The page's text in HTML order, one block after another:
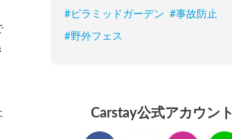
#ピラミッドガーデン #事故防止
#野外フェス
Carstay公式アカウント